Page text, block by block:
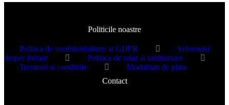
Politicile noastre
Politica de confidentialitate si GDPR
Informatii
despre livrare
Politica de retur si rambursare
Termenii si conditiile
Modalitati de plata
Contact